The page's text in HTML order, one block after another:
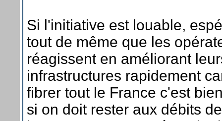
Si l'initiative est louable,
tout de même que les
réagissent en améliorant
infrastructures rapidement
fibrer tout le France c'est
si on doit rester aux débits de